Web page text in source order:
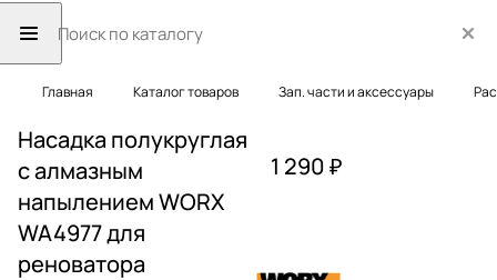
Главная Каталог товаров Зап. части и аксессуары
Насадка полукруглая
с алмазным
напылением WORX
WA4977 для
реноватора
1 290 ₽